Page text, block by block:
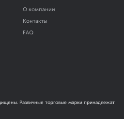
О компании
Контакты
FAQ
Различные торговые марки принадлежат